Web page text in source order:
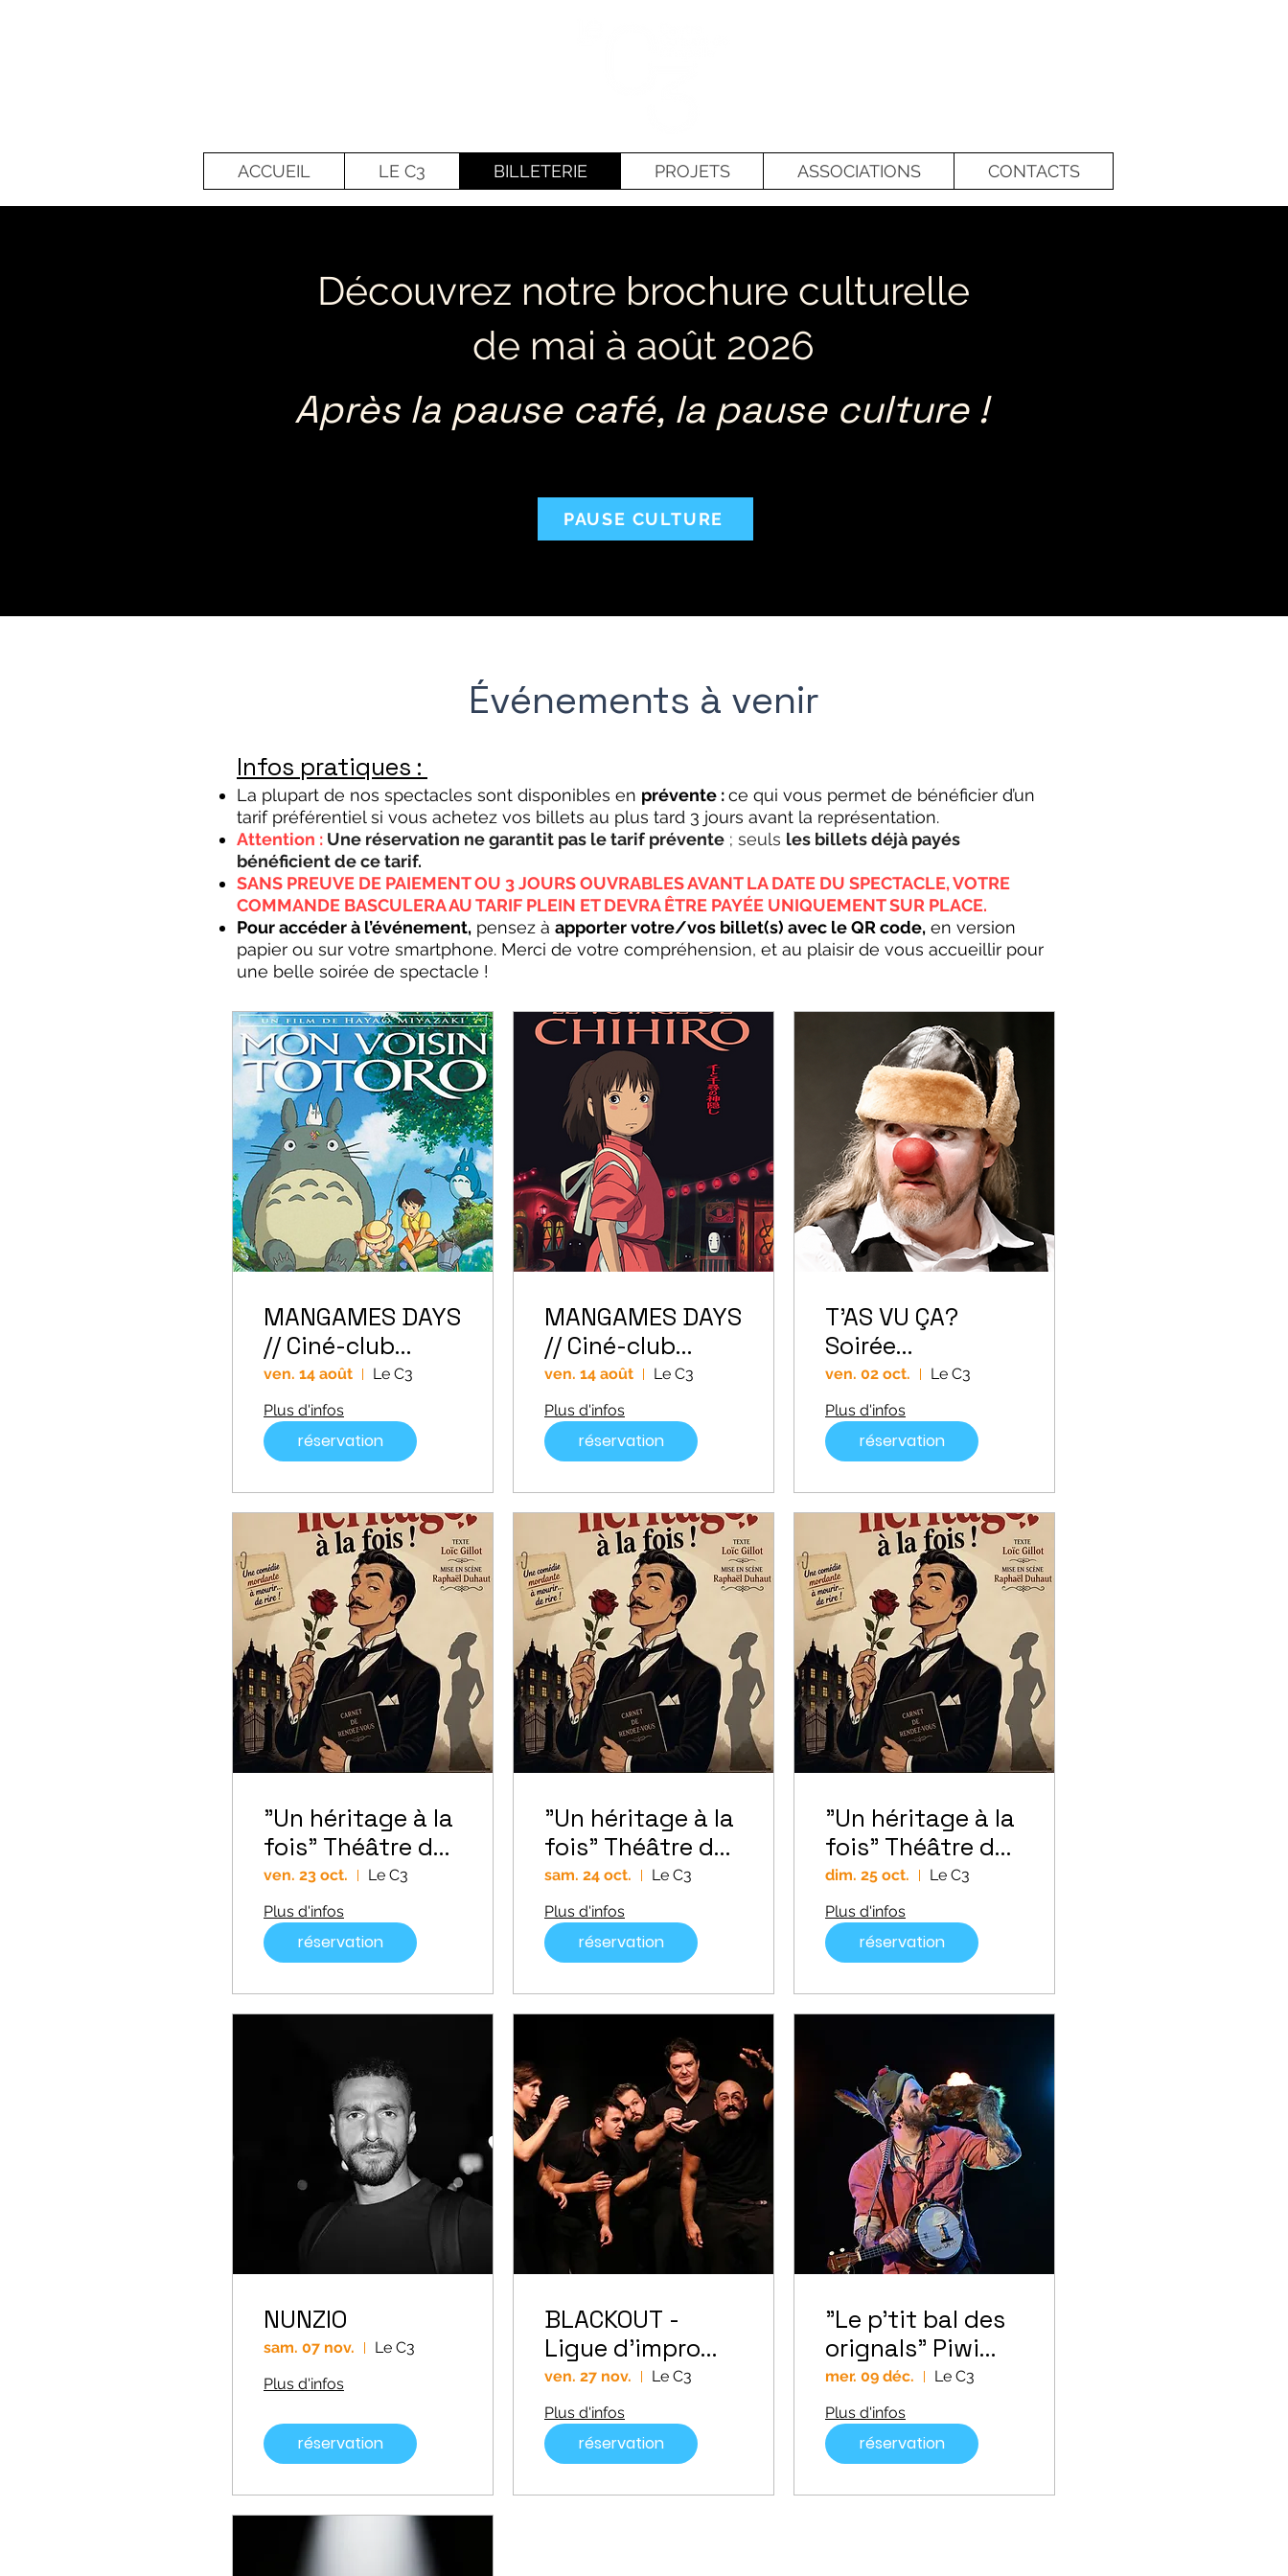
ACCUEIL LE C3 BILLETERIE PROJETS ASSOCIATIONS CONTACTS
Découvrez notre brochure culturelle
de mai à août 2026
Après la pause café, la pause culture !
PAUSE CULTURE
Événements à venir
Infos pratiques :
La plupart de nos spectacles sont disponibles en prévente :ce qui vous permet de bénéficier d’un
tarif préférentiel si vous achetez vos billets au plus tard 3 jours avant la représentation.
Attention : Une réservation ne garantit pas le tarif prévente ; seuls les billets déjà payés
bénéficient de ce tarif.
SANS PREUVE DE PAIEMENT OU 3 JOURS OUVRABLES AVANT LA DATE DU SPECTACLE, VOTRE
COMMANDE BASCULERA AU TARIF PLEIN ET DEVRA ÊTRE PAYÉE UNIQUEMENT SUR PLACE.
Pour accéder à l’événement, pensez à apporter votre/vos billet(s) avec le QR code, en version
papier ou sur votre smartphone. Merci de votre compréhension, et au plaisir de vous accueillir pour
une belle soirée de spectacle !
MANGAMES DAYS
// Ciné-club
Ghibli "Mon
voisin Totoro"
ven. 14 août
Le C3
Plus d'infos
réservation
MANGAMES DAYS
// Ciné-club
Ghibli "Le voyage
de Chihiro"
ven. 14 août
Le C3
Plus d'infos
réservation
T'AS VU ÇA?
Soirée
clownesque 2
ven. 02 oct.
Le C3
Plus d'infos
réservation
"Un héritage à la
fois" Théâtre du
SA-ME-DI //
VENDREDI
ven. 23 oct.
Le C3
Plus d'infos
réservation
"Un héritage à la
fois" Théâtre du
SA-ME-DI //
SAMEDI
sam. 24 oct.
Le C3
Plus d'infos
réservation
"Un héritage à la
fois" Théâtre du
SA-ME-DI //
DIMANCHE
dim. 25 oct.
Le C3
Plus d'infos
réservation
NUNZIO
sam. 07 nov.
Le C3
Plus d'infos
réservation
BLACKOUT -
Ligue d'impro
professionnelle
ven. 27 nov.
Le C3
Plus d'infos
réservation
"Le p'tit bal des
orignals" Piwi
Leman
mer. 09 déc.
Le C3
Plus d'infos
réservation